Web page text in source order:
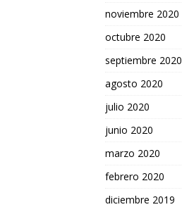
noviembre 2020
octubre 2020
septiembre 2020
agosto 2020
julio 2020
junio 2020
marzo 2020
febrero 2020
diciembre 2019